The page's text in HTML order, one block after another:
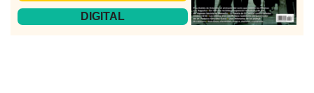
DIGITAL